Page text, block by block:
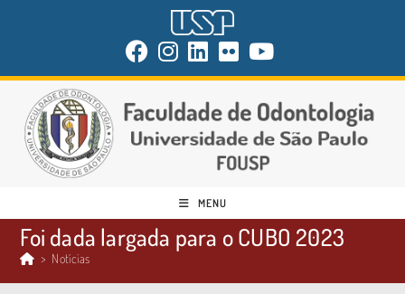
MENU
Foi dada largada para o CUBO 2023
> Notícias